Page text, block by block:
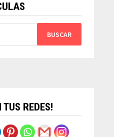
REDES!